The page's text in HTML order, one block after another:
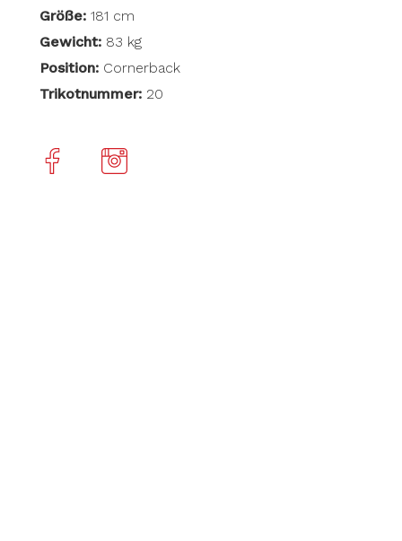
Größe:181 cm
Gewicht:83 kg
Position: Cornerback
Trikotnummer:20